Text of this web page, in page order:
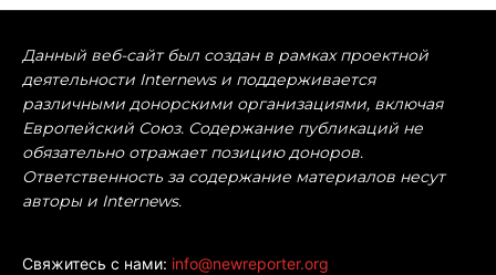
Данный веб-сайт был создан в рамках проектной
деятельности Internews и поддерживается
различными донорскими организациями, включая
Европейский Союз. Содержание публикаций не
обязательно отражает позицию доноров.
Ответственность за содержание материалов несут
авторы и Internews.
Свяжитесь с нами: info@newreporter.org